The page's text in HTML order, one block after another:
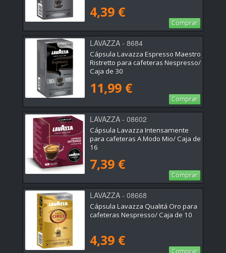
4,39 €
Comprar
LAVAZZA - 8684
Cápsula Lavazza Espresso Maestro
Ristretto para cafeteras Nespresso/
Caja de 30
11,99 €
Comprar
LAVAZZA - 08602
Cápsula Lavazza Intensamente
para cafeteras A Modo Mio/ Caja de
16
7,39 €
Comprar
LAVAZZA - 08668
Cápsula Lavazza Qualitá Oro para
cafeteras Nespresso/ Caja de 10
4,39 €
Comprar